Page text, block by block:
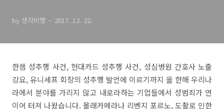
by 생각비행 2017. 12. 22.
한샘 성추행 사건, 현대카드 성추행 사건, 성심병원 간호사 노출
강요, 유니세프 회장의 성추행 발언에 이르기까지 올 한해 우리나
라에서 분야를 가리지 않고 내로라하는 기업들에서 성범죄가 연
이어 터져 나왔습니다. 몰래카메라나 리벤지 포르노, 도촬로 인한